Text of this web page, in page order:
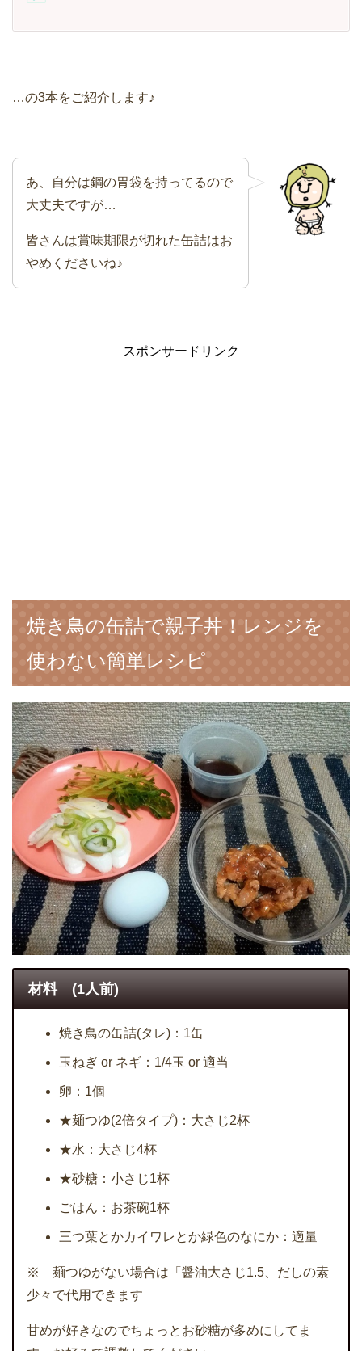
…の3本をご紹介します♪
あ、自分は鋼の胃袋を持ってるので
大丈夫ですが…
皆さんは賞味期限が切れた缶詰はお
やめくださいね♪
スポンサードリンク
焼き鳥の缶詰で親子丼！レンジを
使わない簡単レシピ
材料 (1人前)
焼き鳥の缶詰(タレ)：1缶
玉ねぎ or ネギ：1/4玉 or 適当
卵：1個
★麺つゆ(2倍タイプ)：大さじ2杯
★水：大さじ4杯
★砂糖：小さじ1杯
ごはん：お茶碗1杯
三つ葉とかカイワレとか緑色のなにか：適量
※ 麺つゆがない場合は「醤油大さじ1.5、だしの素
少々で代用できます
甘めが好きなのでちょっとお砂糖が多めにしてま